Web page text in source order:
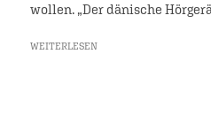
wollen. „Der dänische
WEITERLESEN